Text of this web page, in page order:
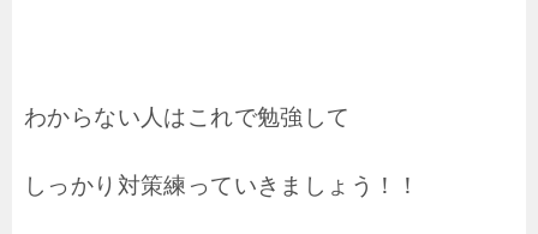
わからない人はこれで勉強して
しっかり対策練っていきましょう！！